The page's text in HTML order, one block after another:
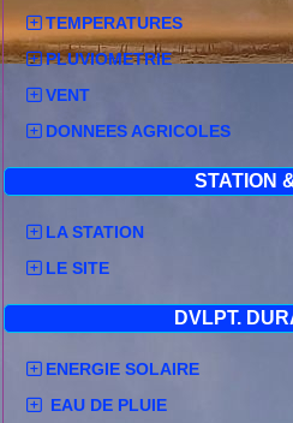
TEMPERATURES
PLUVIOMETRIE
VENT
DONNEES AGRICOLES
STATION
LA STATION
LE SITE
DVLPT.
ENERGIE SOLAIRE
EAU DE PLUIE